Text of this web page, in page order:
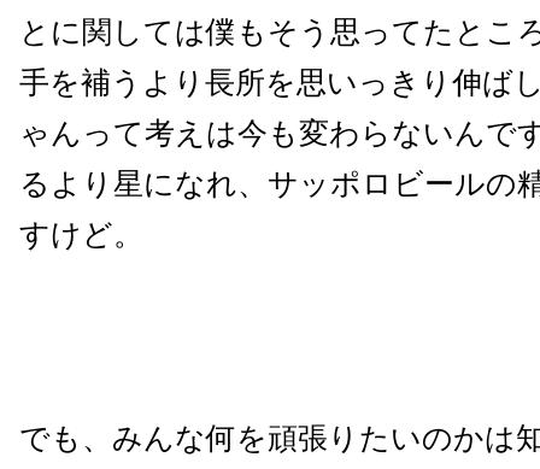
とに関しては僕もそう思ってたとこ
手を補うより長所を思いっきり伸ば
ゃんって考えは今も変わらないんで
るより星になれ、サッポロビールの
すけど。
でも、みんな何を頑張りたいのかは